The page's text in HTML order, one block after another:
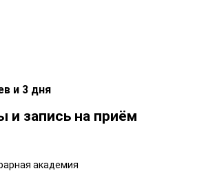
и 3 дня
и запись на приём
академия